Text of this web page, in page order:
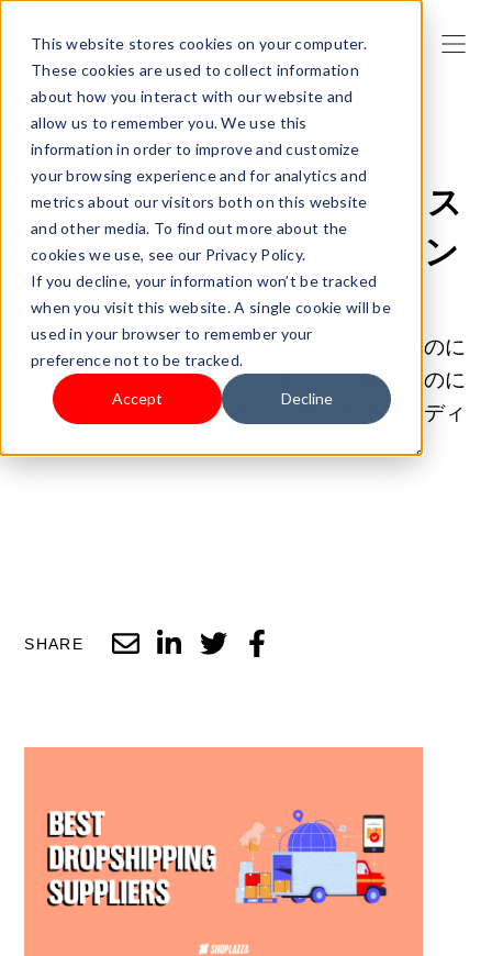
This website stores cookies on your computer.
These cookies are used to collect information
about how you interact with our website and
allow us to remember you. We use this
information in order to improve and customize
your browsing experience and for analytics and
metrics about our visitors both on this website
and other media. To find out more about the
cookies we use, see our Privacy Policy.
If you decline, your information won’t be tracked
when you visit this website. A single cookie will be
used in your browser to remember your
preference not to be tracked.
Accept Decline
2025/11/24 5:47:15 |ドロップシッピング
2026年、あなたのビジネス
に最適なドロップシッピン
グ業者を見つけよう
ドロップシッピングのサプライヤーを探すのに
お困りですか？私たちは、あなたが始めるのに
役立つ最高のサプライヤーとサプライヤーディ
レクトリの14のリストをまとめました。
SHARE